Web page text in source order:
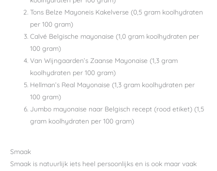
Tons Belze Mayoneis Kakelverse (0,5 gram koolhydraten
per 100 gram)
Calvé Belgische mayonaise (1,0 gram koolhydraten per
100 gram)
Van Wijngaarden’s Zaanse Mayonaise (1,3 gram
koolhydraten per 100 gram)
Hellman’s Real Mayonaise (1,3 gram koolhydraten per
100 gram)
Jumbo mayonaise naar Belgisch recept (rood etiket) (1,5
gram koolhydraten per 100 gram)
Smaak
Smaak is natuurlijk iets heel persoonlijks en is ook maar vaak